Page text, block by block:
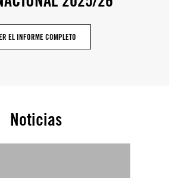
EL INFORME COMPLETO
Noticias